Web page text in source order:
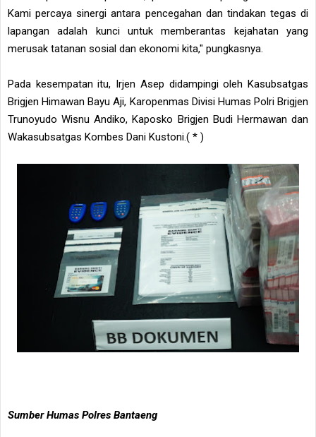
Kami percaya sinergi antara pencegahan dan tindakan tegas di
lapangan adalah kunci untuk memberantas kejahatan yang
merusak tatanan sosial dan ekonomi kita," pungkasnya.
Pada kesempatan itu, Irjen Asep didampingi oleh Kasubsatgas
Brigjen Himawan Bayu Aji, Karopenmas Divisi Humas Polri Brigjen
Trunoyudo Wisnu Andiko, Kaposko Brigjen Budi Hermawan dan
Wakasubsatgas Kombes Dani Kustoni.( * )
Sumber Humas Polres Bantaeng